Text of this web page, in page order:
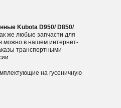
Kubota D950/ D850/
же любые запчасти для
можно в нашем интернет-
транспортными
на гусеничную